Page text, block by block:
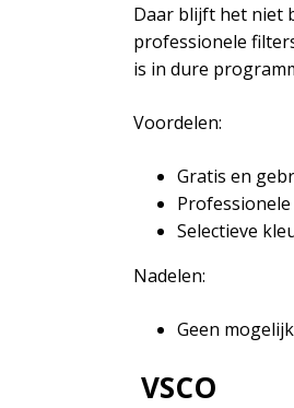
Daar blijft het niet
professionele
is in dure
Voordelen:
Gratis en
Selectieve
Nadelen:
Geen
VSCO